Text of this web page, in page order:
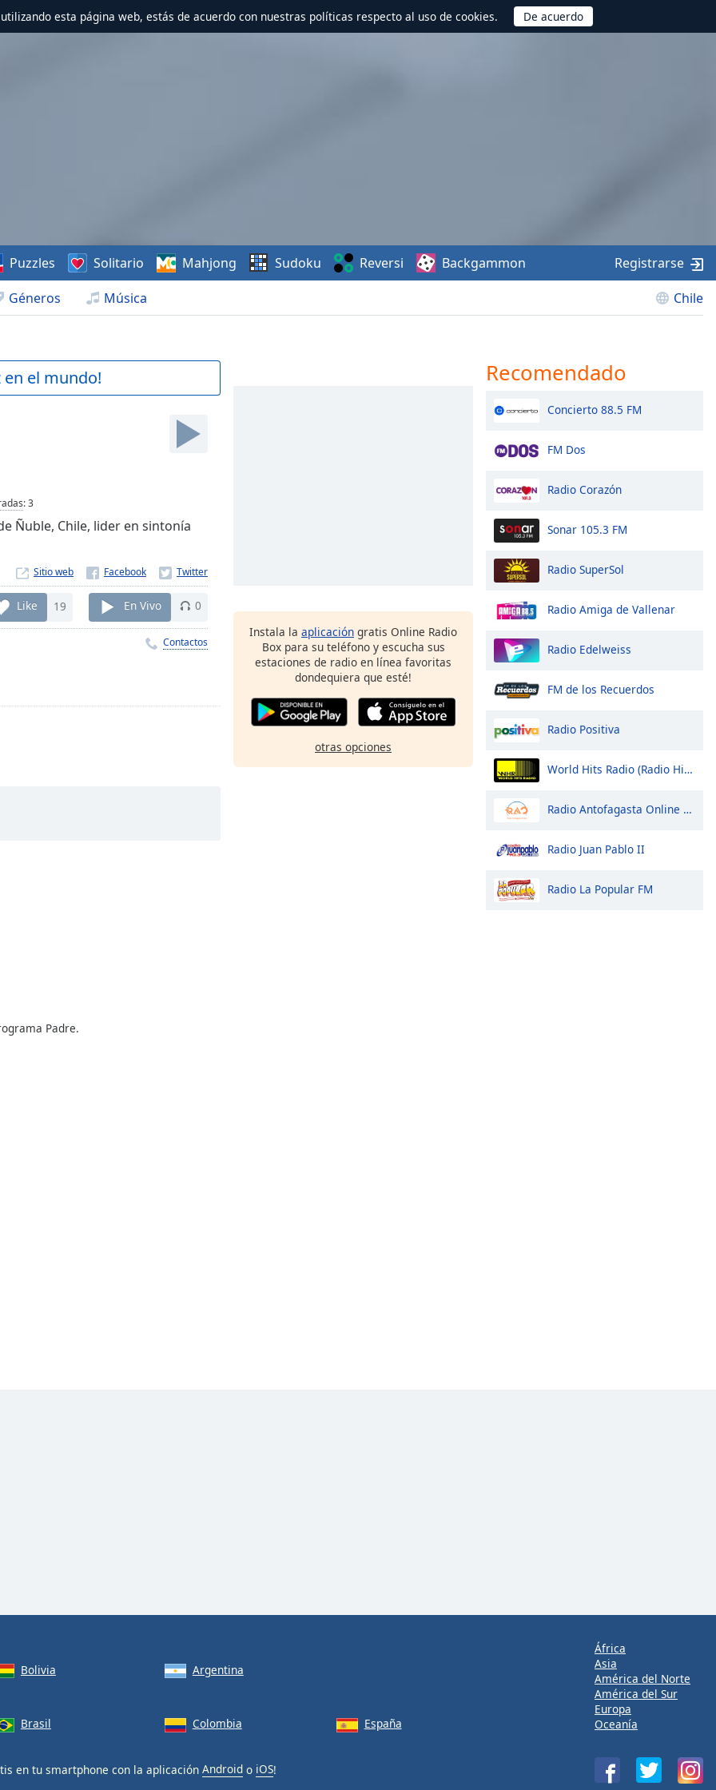
esta página web, estás de acuerdo con nuestras políticas respecto al uso de cookies.
Géneros Música Chile
Puzzles Solitario Mahjong Sudoku Reversi Backgammon Registrarse
en el mundo!
:3
Ñuble, Chile, lider en sintonía
Sitio web
Like 19 En Vivo 0
Contactos
Padre.
Instala la aplicación gratis Online Radio
Box para su teléfono y escucha sus
estaciones de radio en línea favoritas
dondequiera que esté!
otras opciones
Recomendado
Concierto 88.5 FM
FM Dos
Radio Corazón
Sonar 105.3 FM
Radio SuperSol
Radio Amiga de Vallenar
Radio Edelweiss
FM de los Recuerdos
Radio Positiva
World Hits Radio (Radio Hits Chile)
Radio Antofagasta Online Retro
Radio Juan Pablo II
Radio La Popular FM
Bolivia Argentina
Brasil Colombia España
en tu smartphone con la aplicación Android o iOS!
África
Asia
América del Norte
América del Sur
Europa
Oceanía